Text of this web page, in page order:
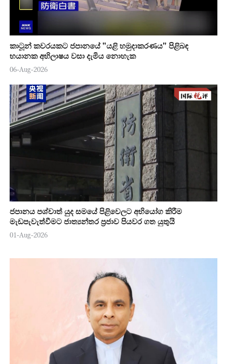
කාටූන් කවරයකට ජපානයේ "යළි හමුදාකරණය" පිළිබඳ
භයානක අභිලාෂය වසා දැමිය නොහැක
06-Aug-2026
ජපානය පශ්චාත් යුද සමයේ පිළිවෙලට අභියෝග කිරීම
මැඩපැවැත්වීමට ජාත්‍යන්තර ප්‍රජාව පියවර ගත යුතුයි
01-Aug-2026